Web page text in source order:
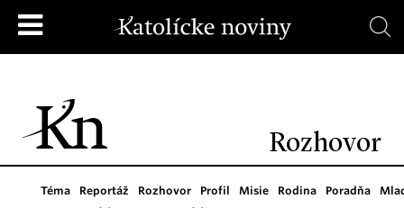
Rozhovor
Téma Reportáž Rozhovor Profil Misie Rodina Poradňa